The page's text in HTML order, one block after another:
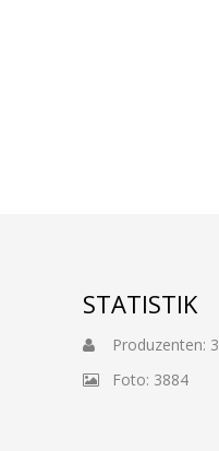
STATISTIK
Produzenten: 3
Foto: 3884